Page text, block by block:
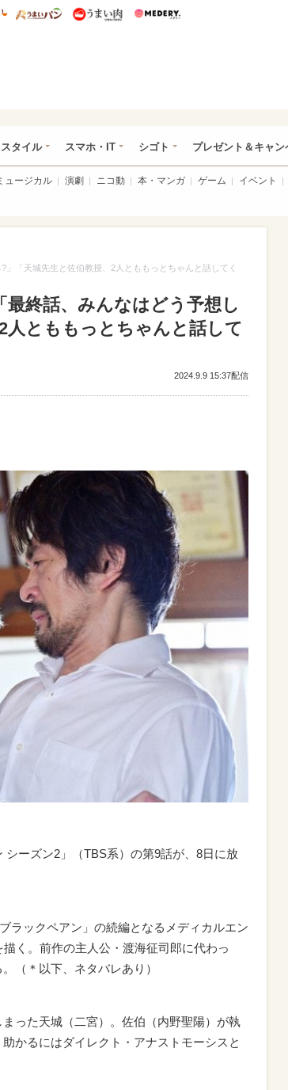
ニー特集
うまいめし うまいパン うまい肉
タイル スマホ・IT シゴト プレゼント＆キャン
ュージカル 演劇 ニコ動 本・マンガ ゲーム イベント
」「天城先生と佐伯教授、2人とももっとちゃんと話してく
最終話、みんなはどう予想し
人とももっとちゃんと話して
2024.9.9 15:37配信
ーズン2」（TBS系）の第9話が、8日に放
ラックペアン」の続編となるメディカルエン
く。前作の主人公・渡海征司郎に代わっ
（＊以下、ネタバレあり）
った天城（二宮）。佐伯（内野聖陽）が執
かるにはダイレクト・アナストモーシスと